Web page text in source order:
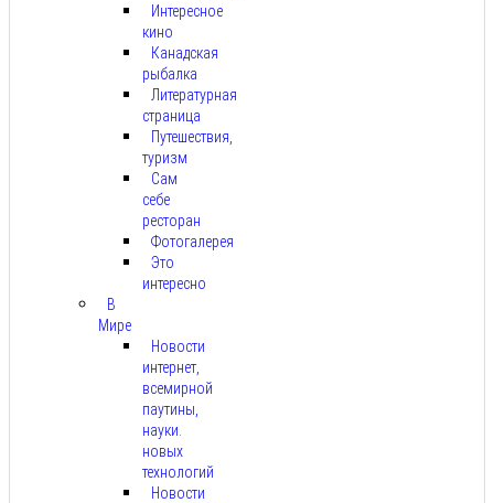
Интересное
кино
Канадская
рыбалка
Литературная
страница
Путешествия,
туризм
Сам
себе
ресторан
Фотогалерея
Это
интересно
В
Мире
Новости
интернет,
всемирной
паутины,
науки.
новых
технологий
Новости